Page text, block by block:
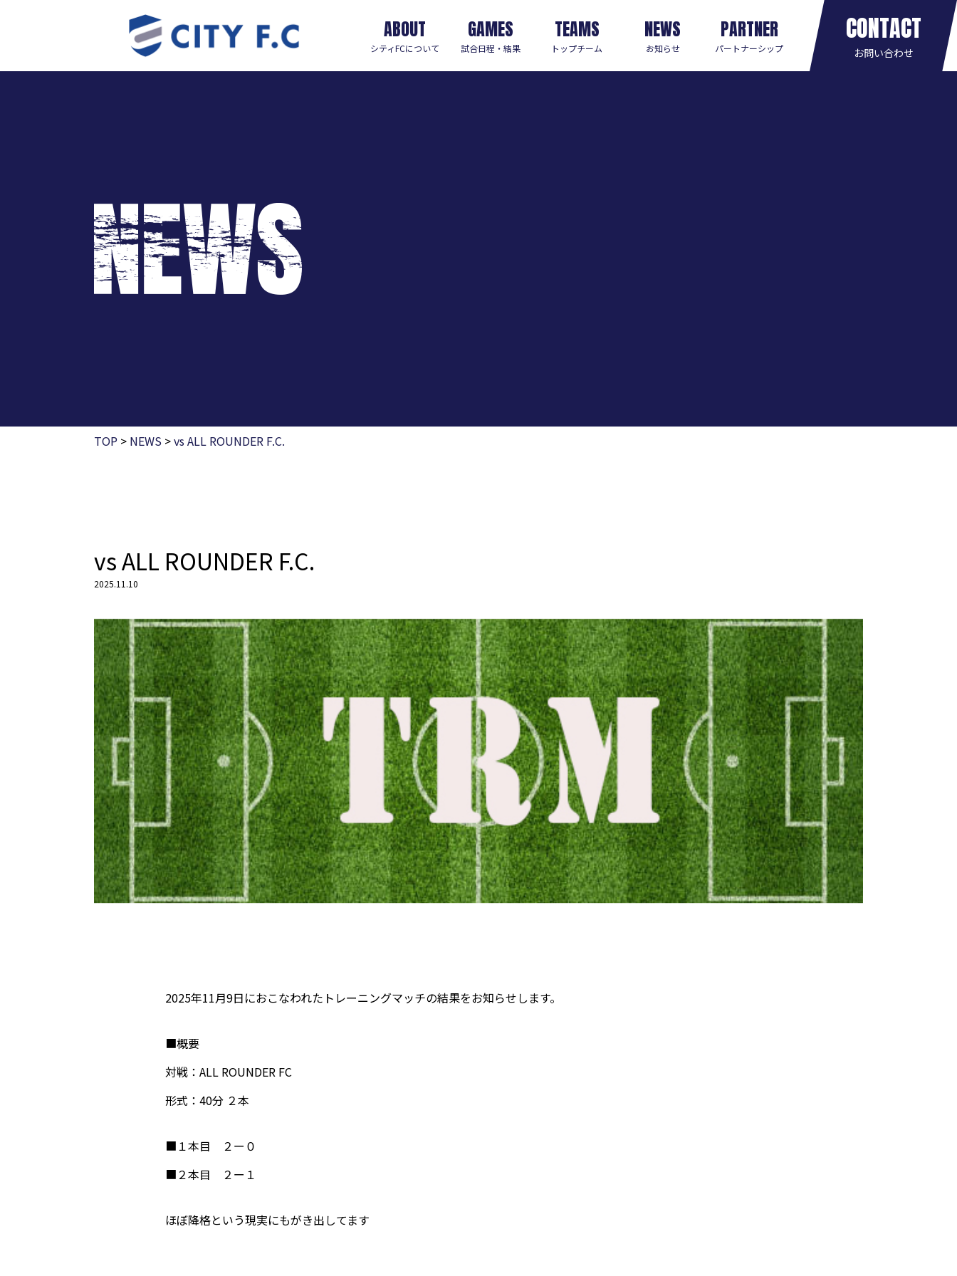
ABOUT
シティFCについて
GAMES
試合日程・結果
TEAMS
トップチーム
NEWS
お知らせ
PARTNER
パートナーシップ
CONTACT
お問い合わせ
TOP > NEWS >vs ALL ROUNDER F.C.
vs ALL ROUNDER F.C.
2025.11.10
2025年11月9日におこなわれたトレーニングマッチの結果をお知らせします。
■概要
対戦：ALL ROUNDER FC
形式：40分 ２本
■１本目 ２ー０
■２本目 ２ー１
ほぼ降格という現実にもがき出してます